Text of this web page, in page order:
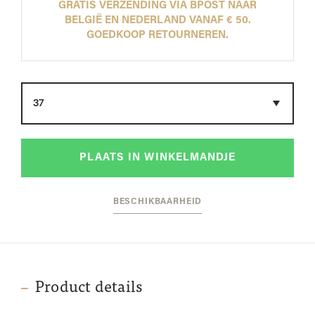
GRATIS VERZENDING VIA BPOST NAAR
BELGIË EN NEDERLAND VANAF € 50.
GOEDKOOP RETOURNEREN.
PLAATS IN WINKELMANDJE
BESCHIKBAARHEID
Product details